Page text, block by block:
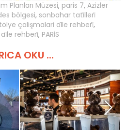
Planları Müzesi, paris 7, Azizler
bölgesi, sonbahar tati̇lleri̇
çalişmalari ai̇le rehberi̇,
rehberi̇, PARİS
OKU ...